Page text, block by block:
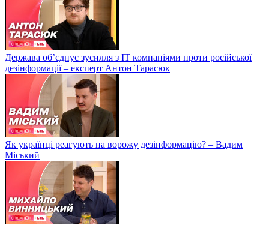
Держава об’єднує зусилля з ІТ компаніями проти російської
дезінформації – експерт Антон Тарасюк
Як українці реагують на ворожу дезінформацію? – Вадим
Міський